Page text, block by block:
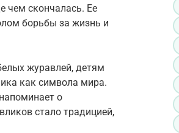
чем скончалась. Ее
борьбы за жизнь и
журавлей, детям
как символа мира.
о
стало традицией,